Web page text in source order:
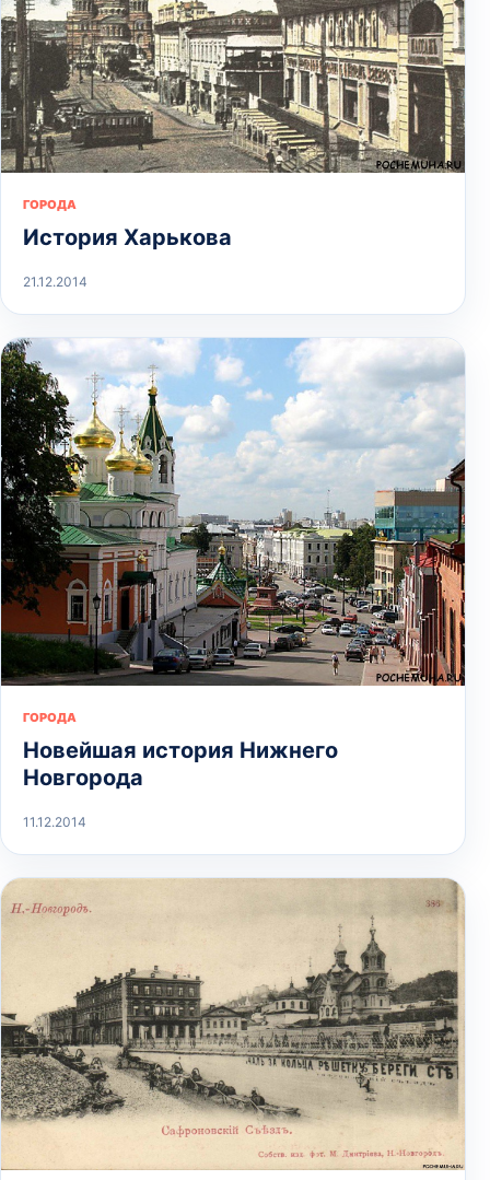
ГОРОДА
История Харькова
21.12.2014
ГОРОДА
Новейшая история Нижнего
Новгорода
11.12.2014